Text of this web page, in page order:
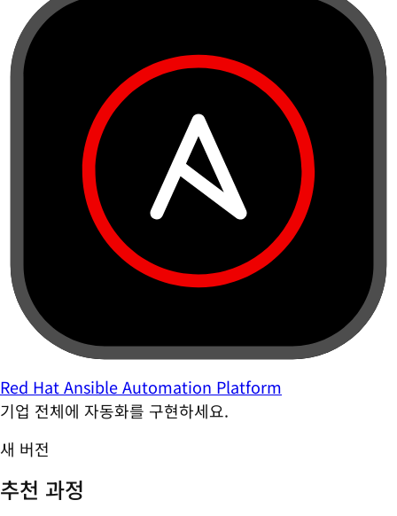
Red Hat Ansible Automation Platform
기업 전체에 자동화를 구현하세요.
새 버전
추천 과정